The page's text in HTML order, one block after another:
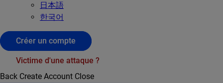
日本語
한국어
Créer un compte
Victime d'une attaque ?
Back Create Account Close